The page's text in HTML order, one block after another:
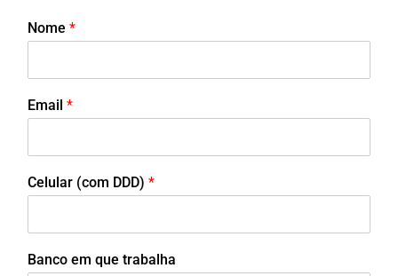
Nome *
Email *
Celular (com DDD) *
Banco em que trabalha